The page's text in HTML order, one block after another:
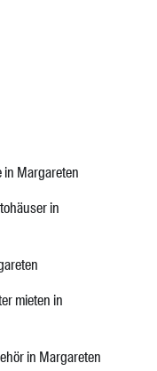
in Margareten
in
mieten in
in Margareten